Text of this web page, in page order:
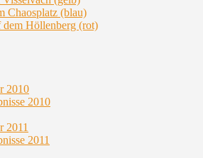
Chaosplatz (blau)
Höllenberg (rot)
2010
2010
2011
2011